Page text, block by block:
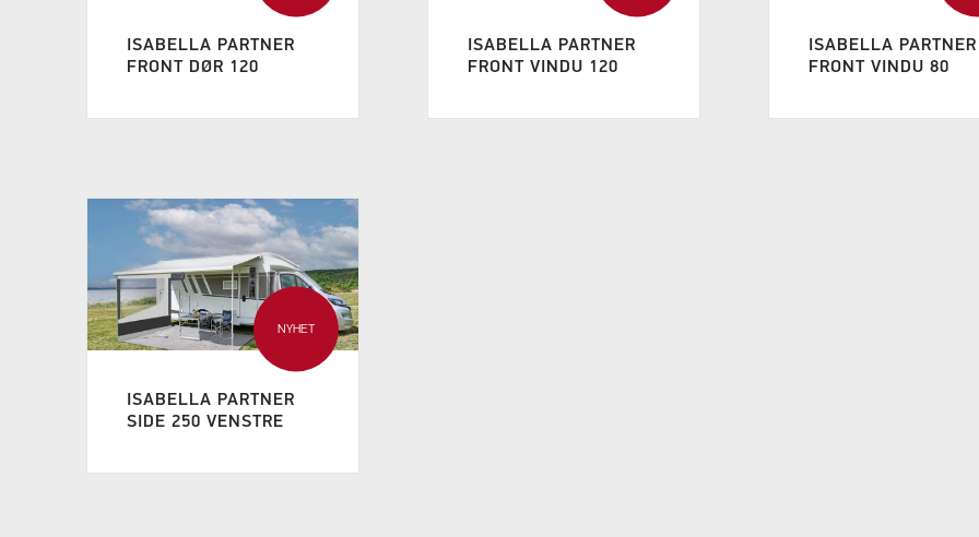
ISABELLA PARTNER
FRONT DØR 120
ISABELLA PARTNER
FRONT VINDU 120
ISABELLA PARTNER
FRONT VINDU 80
NYHET
ISABELLA PARTNER
SIDE 250 VENSTRE